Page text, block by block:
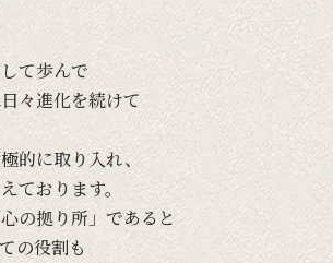
て歩んで
日々進化を続けて
的に取り入れ、
ております。
心の拠り所」であると
の役割も